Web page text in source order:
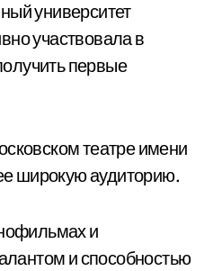
университет
участвовала в
первые
театре имени
широкую аудиторию.
и
и способностью